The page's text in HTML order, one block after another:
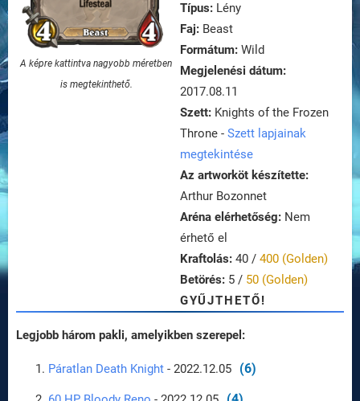
A képre kattintva nagyobb méretben
is megtekinthető.
Típus: Lény
Faj: Beast
Formátum: Wild
Megjelenési dátum:
2017.08.11
Szett: Knights of the Frozen
Throne - Szett lapjainak
megtekintése
Az artworköt készítette:
Arthur Bozonnet
Aréna elérhetőség: Nem
érhető el
Kraftolás: 40 / 400 (Golden)
Betörés: 5 / 50 (Golden)
GYŰJTHETŐ!
Legjobb három pakli, amelyikben szerepel:
Páratlan Death Knight - 2022.12.05 (6)